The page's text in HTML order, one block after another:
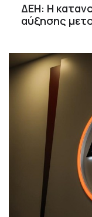
ΔΕΗ: Η
αύξησης